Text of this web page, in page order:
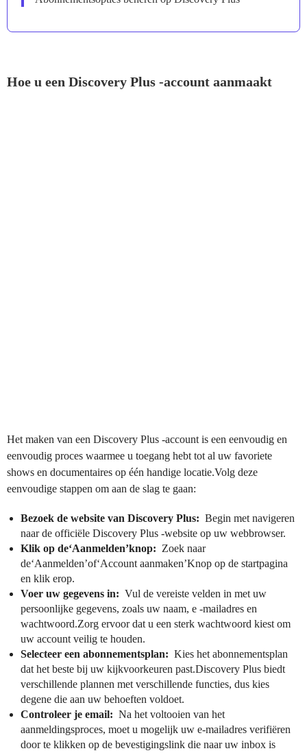
Hoe u een Discovery Plus -account aanmaakt
Het maken van een Discovery Plus -account is een eenvoudig en
eenvoudig proces waarmee u toegang hebt tot al uw favoriete
shows en documentaires op één handige locatie.Volg deze
eenvoudige stappen om aan de slag te gaan:
Bezoek de website van Discovery Plus: Begin met navigeren
naar de officiële Discovery Plus -website op uw webbrowser.
Klik op de‘Aanmelden’knop: Zoek naar
de‘Aanmelden’of‘Account aanmaken’Knop op de startpagina
en klik erop.
Voer uw gegevens in: Vul de vereiste velden in met uw
persoonlijke gegevens, zoals uw naam, e -mailadres en
wachtwoord.Zorg ervoor dat u een sterk wachtwoord kiest om
uw account veilig te houden.
Selecteer een abonnementsplan: Kies het abonnementsplan
dat het beste bij uw kijkvoorkeuren past.Discovery Plus biedt
verschillende plannen met verschillende functies, dus kies
degene die aan uw behoeften voldoet.
Controleer je email: Na het voltooien van het
aanmeldingsproces, moet u mogelijk uw e-mailadres verifiëren
door te klikken op de bevestigingslink die naar uw inbox is